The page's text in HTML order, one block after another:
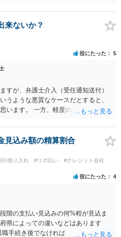
来ないか？
役にたった 5
すが、弁護士介入（受任通知送付）
うような悪質なケースだとすると、
います。 一方、軽度の不注意による
、不許可という結果にはならないと
見込み額の精算割合
行借り入れ #リボ払い
#クレジット会社
役にたった 4
階の支払い見込みの何%程が見込ま
県によっての違いなどはあります
職手続き後でなければ １２・５％が